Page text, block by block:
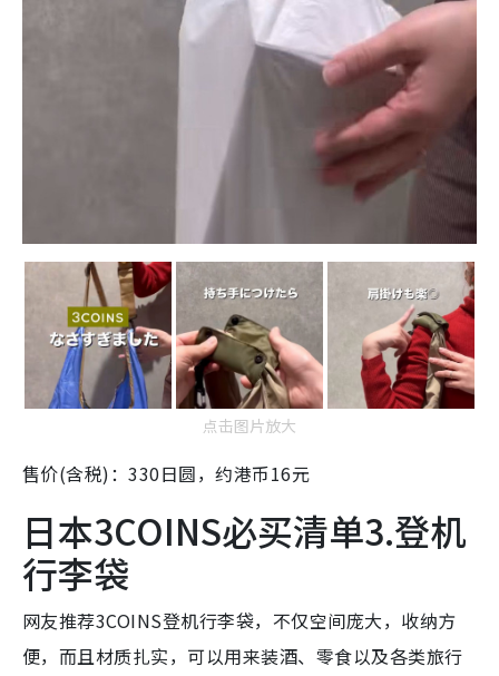
点击图片放大
售价(含税)：330日圆，约港币16元
日本3COINS必买清单3.登机
行李袋
网友推荐3COINS登机行李袋，不仅空间庞大，收纳方
便，而且材质扎实，可以用来装酒、零食以及各类旅行